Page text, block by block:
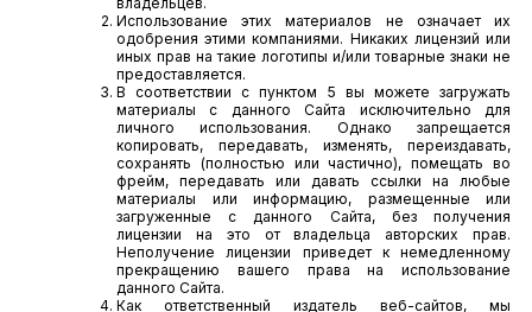
Использование этих материалов не означает их
одобрения этими компаниями. Никаких лицензий или
иных прав на такие логотипы и/или товарные знаки не
предоставляется.
В соответствии с пунктом 5 вы можете загружать
материалы с данного Сайта исключительно для
личного использования. Однако запрещается
копировать, передавать, изменять, переиздавать,
сохранять (полностью или частично), помещать во
фрейм, передавать или давать ссылки на любые
материалы или информацию, размещенные или
загруженные с данного Сайта, без получения
лицензии на это от владельца авторских прав.
Неполучение лицензии приведет к немедленному
прекращению вашего права на использование
данного Сайта.
Как ответственный издатель веб-сайтов, мы